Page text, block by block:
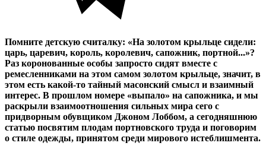
Помните детскую считалку: «На золотом крыльце сидели:
царь, царевич, король, королевич, сапожник, портной...»?
Раз коронованные особы запросто сидят вместе с
ремесленниками на этом самом золотом крыльце, значит, в
этом есть какой-то тайный масонский смысл и взаимный
интерес. В прошлом номере «выпало» на сапожника, и мы
раскрыли взаимоотношения сильных мира сего с
придворным обувщиком Джоном Лоббом, а сегодняшнюю
статью посвятим плодам портновского труда и поговорим
о стиле одежды, принятом среди мирового истеблишмента.